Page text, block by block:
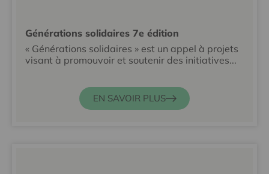
Générations solidaires 7e édition
« Générations solidaires » est un appel à projets
visant à promouvoir et soutenir des initiatives...
EN SAVOIR PLUS